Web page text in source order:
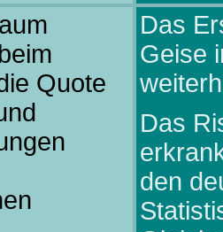
Quote
Das
Geise
Das
den